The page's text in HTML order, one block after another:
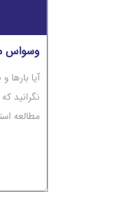
وسواس
آیا
نگرانید
مطالعه
دارید و
پاک